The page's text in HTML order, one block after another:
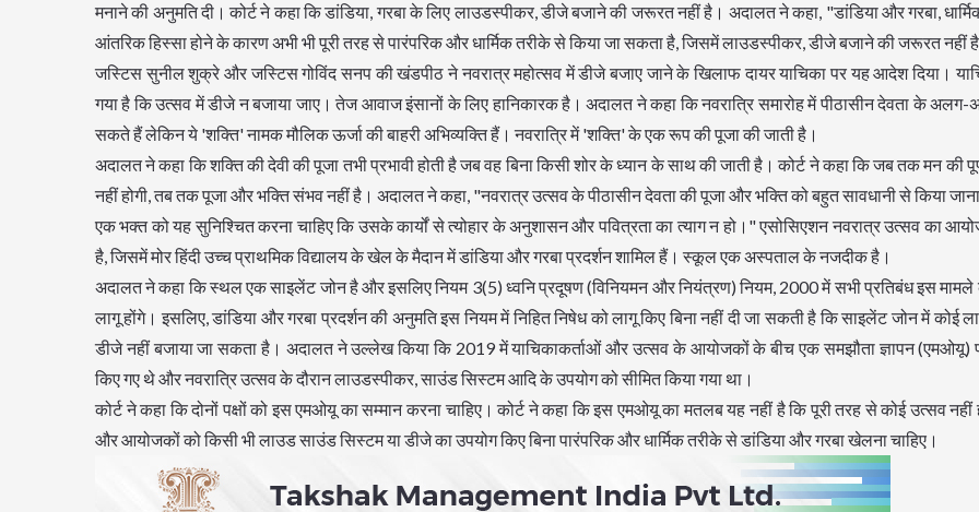
मनाने की अनुमति दी। कोर्ट ने कहा कि डांडिया, गरबा के लिए लाउडस्पीकर, डीजे बजाने की जरूरत नहीं है। अदालत ने कहा, "डांडिया और गरबा,
आंतरिक हिस्सा होने के कारण अभी भी पूरी तरह से पारंपरिक और धार्मिक तरीके से किया जा सकता है, जिसमें लाउडस्पीकर, डीजे बजाने की जरूरत नहीं
जस्टिस सुनील शुक्रे और जस्टिस गोविंद सनप की खंडपीठ ने नवरात्र महोत्सव में डीजे बजाए जाने के खिलाफ दायर याचिका पर यह आदेश दिया।
गया है कि उत्सव में डीजे न बजाया जाए। तेज आवाज इंसानों के लिए हानिकारक है। अदालत ने कहा कि नवरात्रि समारोह में पीठासीन देवता के अलग-
सकते हैं लेकिन ये 'शक्ति' नामक मौलिक ऊर्जा की बाहरी अभिव्यक्ति हैं। नवरात्रि में 'शक्ति' के एक रूप की पूजा की जाती है।
अदालत ने कहा कि शक्ति की देवी की पूजा तभी प्रभावी होती है जब वह बिना किसी शोर के ध्यान के साथ की जाती है। कोर्ट ने कहा कि जब तक मन की
नहीं होगी, तब तक पूजा और भक्ति संभव नहीं है। अदालत ने कहा, "नवरात्र उत्सव के पीठासीन देवता की पूजा और भक्ति को बहुत सावधानी से किया
एक भक्त को यह सुनिश्चित करना चाहिए कि उसके कार्यों से त्योहार के अनुशासन और पवित्रता का त्याग न हो।" एसोसिएशन नवरात्र उत्सव का
है, जिसमें मोर हिंदी उच्च प्राथमिक विद्यालय के खेल के मैदान में डांडिया और गरबा प्रदर्शन शामिल हैं। स्कूल एक अस्पताल के नजदीक है।
अदालत ने कहा कि स्थल एक साइलेंट जोन है और इसलिए नियम 3(5) ध्वनि प्रदूषण (विनियमन और नियंत्रण) नियम, 2000 में सभी प्रतिबंध इस मामले
लागू होंगे। इसलिए, डांडिया और गरबा प्रदर्शन की अनुमति इस नियम में निहित निषेध को लागू किए बिना नहीं दी जा सकती है कि साइलेंट जोन में कोई
डीजे नहीं बजाया जा सकता है। अदालत ने उल्लेख किया कि 2019 में याचिकाकर्ताओं और उत्सव के आयोजकों के बीच एक समझौता ज्ञापन (एमओयू)
किए गए थे और नवरात्रि उत्सव के दौरान लाउडस्पीकर, साउंड सिस्टम आदि के उपयोग को सीमित किया गया था।
कोर्ट ने कहा कि दोनों पक्षों को इस एमओयू का सम्मान करना चाहिए। कोर्ट ने कहा कि इस एमओयू का मतलब यह नहीं है कि पूरी तरह से कोई उत्सव
और आयोजकों को किसी भी लाउड साउंड सिस्टम या डीजे का उपयोग किए बिना पारंपरिक और धार्मिक तरीके से डांडिया और गरबा खेलना चाहिए।